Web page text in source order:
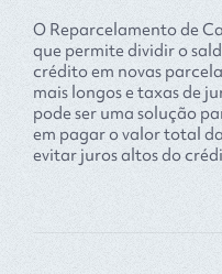
O Reparcelamento de
que permite dividir o
crédito em novas
mais longos e taxas de
pode ser uma solução
em pagar o valor total
evitar juros altos do